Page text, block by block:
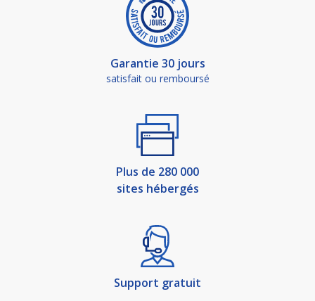
Garantie 30 jours
satisfait ou remboursé
Plus de 280 000
sites hébergés
Support gratuit